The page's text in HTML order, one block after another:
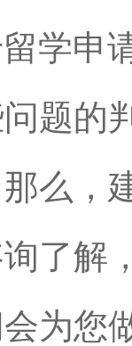
申
题的
么，
了解
为您